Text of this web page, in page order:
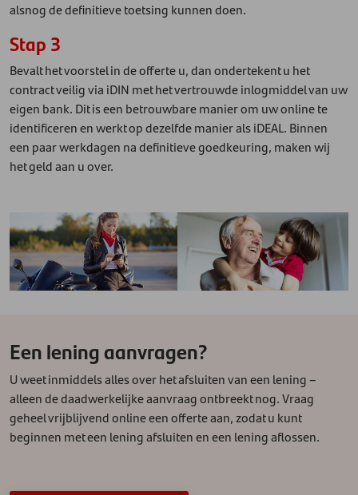
alsnog de definitieve toetsing kunnen doen.
Stap 3
Bevalt het voorstel in de offerte u, dan ondertekent u het
contract veilig via iDIN met het vertrouwde inlogmiddel van uw
eigen bank. Dit is een betrouwbare manier om uw online te
identificeren en werkt op dezelfde manier als iDEAL. Binnen
een paar werkdagen na definitieve goedkeuring, maken wij
het geld aan u over.
Een lening aanvragen?
U weet inmiddels alles over het afsluiten van een lening –
alleen de daadwerkelijke aanvraag ontbreekt nog. Vraag
geheel vrijblijvend online een offerte aan, zodat u kunt
beginnen met een lening afsluiten en een lening aflossen.